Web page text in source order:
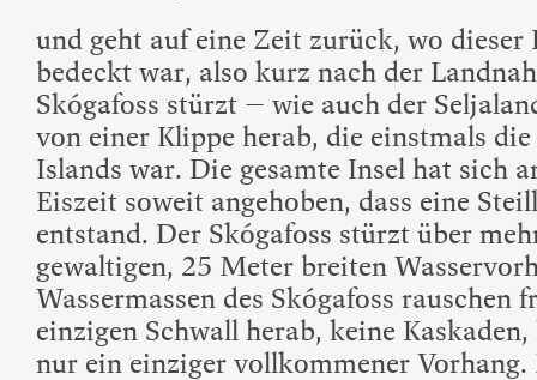
und geht auf eine Zeit zurück, wo
bedeckt war, also kurz nach der
Skógafoss stürzt – wie auch der
von einer Klippe herab, die einstmals
Islands war. Die gesamte Insel hat sich
Eiszeit soweit angehoben, dass eine
entstand. Der Skógafoss stürzt über
gewaltigen, 25 Meter breiten
Wassermassen des Skógafoss rauschen
einzigen Schwall herab, keine
nur ein einziger vollkommener